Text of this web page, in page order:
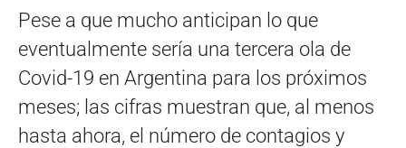
Pese a que mucho anticipan lo que
eventualmente sería una tercera ola de
Covid-19 en Argentina para los próximos
meses; las cifras muestran que, al menos
hasta ahora, el número de contagios y